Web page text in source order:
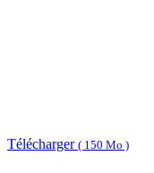
Télécharger ( 150 Mo )